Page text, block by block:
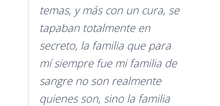
temas, y más con un cura, se
tapaban totalmente en
secreto, la familia que para
mí siempre fue mi familia de
sangre no son realmente
quienes son, sino la familia